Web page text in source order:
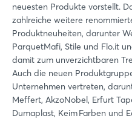
neuesten Produkte vorstellt.
zahlreiche weitere
Produktneuheiten, darunter
ParquetMafi, Stile und Flo.it
damit zum unverzichtbaren
Auch die neuen
Unternehmen vertreten,
Meffert, AkzoNobel, Erfurt
Dumaplast, Keim Farben und